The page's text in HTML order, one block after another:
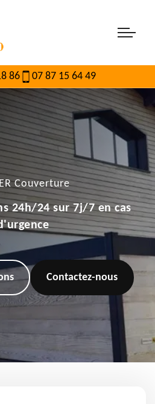
86 07 87 15 64 49
Couverture
24h/24 sur 7j/7 en cas
Contactez-nous